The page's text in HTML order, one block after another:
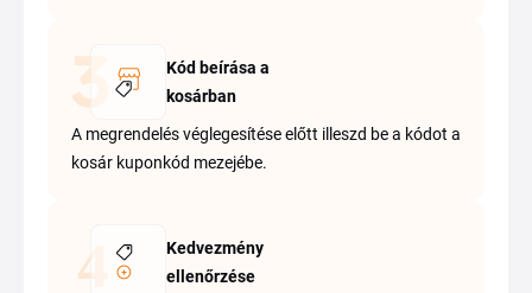
Kód beírása a
kosárban
A megrendelés véglegesítése előtt illeszd be a kódot a
kosár kuponkód mezejébe.
Kedvezmény
ellenőrzése